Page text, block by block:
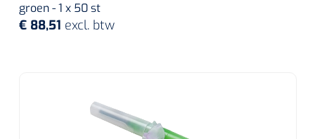
groen - 1 x 50 st
€ 88,51 excl. btw